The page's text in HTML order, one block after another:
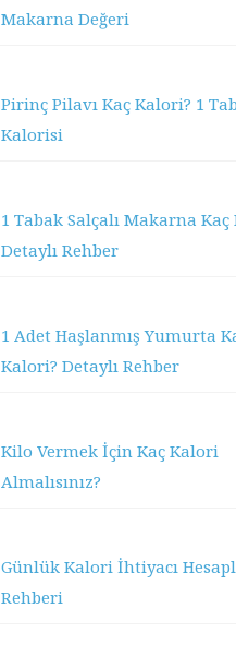
Makarna Değeri
Pirinç Pilavı Kaç Kalori? 1
Kalorisi
1 Tabak Salçalı Makarna Kaç
Detaylı Rehber
1 Adet Haşlanmış Yumurta
Kalori? Detaylı Rehber
Kilo Vermek İçin Kaç Kalori
Almalısınız?
Günlük Kalori İhtiyacı
Rehberi